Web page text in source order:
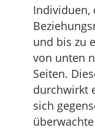
und bis zu
von unten
Seiten.
durchwirkt
sich